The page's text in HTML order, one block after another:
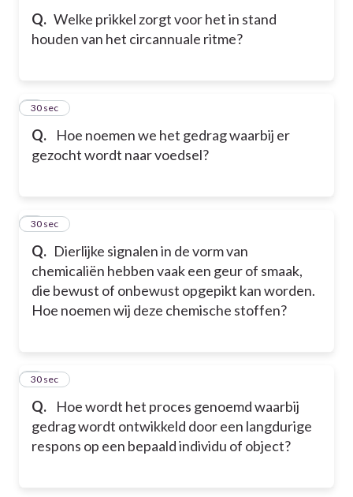
Q. Welke prikkel zorgt voor het in stand
houden van het circannuale ritme?
Q.
Hoe noemen we het gedrag waarbij er
gezocht wordt naar voedsel?
6
30 sec
Q. Dierlijke signalen in de vorm van
chemicaliën hebben vaak een geur of smaak,
die bewust of onbewust opgepikt kan worden.
Hoe noemen wij deze chemische stoffen?
7
30 sec
Q.
Hoe wordt het proces genoemd waarbij
gedrag wordt ontwikkeld door een langdurige
respons op een bepaald individu of object?
8
30 sec